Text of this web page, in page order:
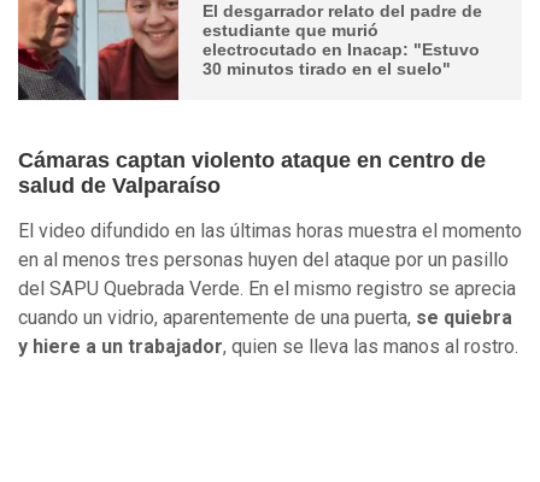
El desgarrador relato del padre de
estudiante que murió
electrocutado en Inacap: "Estuvo
30 minutos tirado en el suelo"
Cámaras captan violento ataque en centro de
salud de Valparaíso
El video difundido en las últimas horas muestra el momento
en al menos tres personas huyen del ataque por un pasillo
del SAPU Quebrada Verde. En el mismo registro se aprecia
cuando un vidrio, aparentemente de una puerta, se quiebra
y hiere a un trabajador, quien se lleva las manos al rostro.